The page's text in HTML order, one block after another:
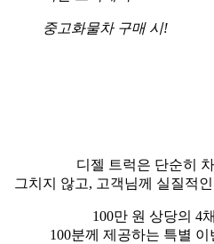
중고화물차 구매 시!
디젤 트럭은 단순히
그치지 않고, 고객님께 실질적
​100만 원 상당의 4
100분께 제공하는 특별